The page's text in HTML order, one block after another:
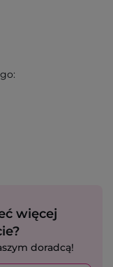
więcej
doradcą!